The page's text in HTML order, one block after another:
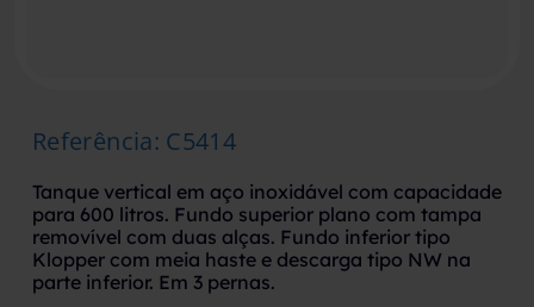
Referência: C5414
Tanque vertical em aço inoxidável com capacidade
para 600 litros. Fundo superior plano com tampa
removível com duas alças. Fundo inferior tipo
Klopper com meia haste e descarga tipo NW na
parte inferior. Em 3 pernas.